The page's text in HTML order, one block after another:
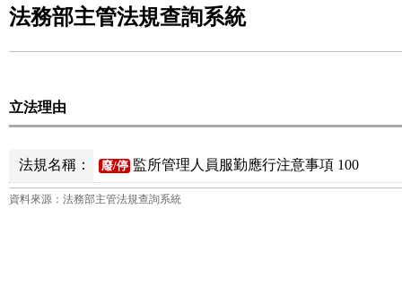
法務部主管法規查詢系統
立法理由
法規名稱： 廢/停 監所管理人員服勤應行注意事項 100
資料來源：法務部主管法規查詢系統